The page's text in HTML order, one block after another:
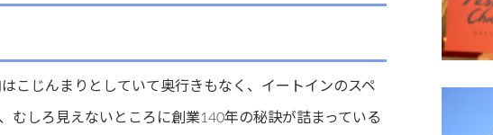
こじんまりとしていて奥行きもなく、イートインのスペ
むしろ見えないところに創業140年の秘訣が詰まっている